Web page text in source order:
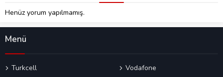
Henüz yorum yapılmamış.
Menü
Turkcell Vodafone